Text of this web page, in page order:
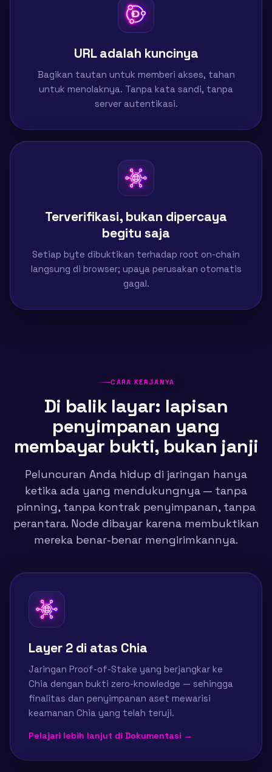
URL adalah kuncinya
Bagikan tautan untuk memberi akses, tahan
untuk menolaknya. Tanpa kata sandi, tanpa
server autentikasi.
Terverifikasi, bukan dipercaya
begitu saja
Setiap byte dibuktikan terhadap root on-chain
langsung di browser; upaya perusakan otomatis
gagal.
CARA KERJANYA
Di balik layar: lapisan
penyimpanan yang
membayar bukti, bukan janji
Peluncuran Anda hidup di jaringan hanya
ketika ada yang mendukungnya — tanpa
pinning, tanpa kontrak penyimpanan, tanpa
perantara. Node dibayar karena membuktikan
mereka benar-benar mengirimkannya.
Layer 2 di atas Chia
Jaringan Proof-of-Stake yang berjangkar ke
Chia dengan bukti zero-knowledge — sehingga
finalitas dan penyimpanan aset mewarisi
keamanan Chia yang telah teruji.
Pelajari lebih lanjut di Dokumentasi →